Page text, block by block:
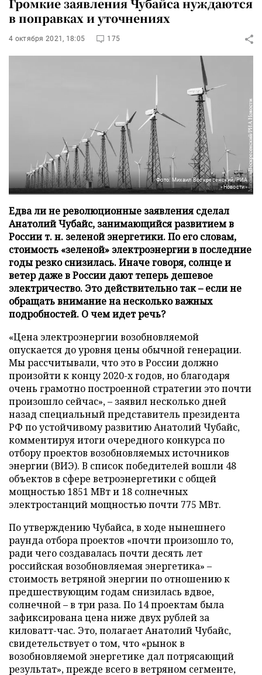
Громкие заявления Чубайса нуждаются
в поправках и уточнениях
4 октября 2021, 18:05 175
Фото: Михаил Воскресенский/РИА
«Новости»
Едва ли не революционные заявления сделал
Анатолий Чубайс, занимающийся развитием в
России т. н. зеленой энергетики. По его словам,
стоимость «зеленой» электроэнергии в последние
годы резко снизилась. Иначе говоря, солнце и
ветер даже в России дают теперь дешевое
электричество. Это действительно так – если не
обращать внимание на несколько важных
подробностей. О чем идет речь?
«Цена электроэнергии возобновляемой
опускается до уровня цены обычной генерации.
Мы рассчитывали, что это в России должно
произойти к концу 2020-х годов, но благодаря
очень грамотно построенной стратегии это почти
произошло сейчас», – заявил несколько дней
назад специальный представитель президента
РФ по устойчивому развитию Анатолий Чубайс,
комментируя итоги очередного конкурса по
отбору проектов возобновляемых источников
энергии (ВИЭ). В список победителей вошли 48
объектов в сфере ветроэнергетики с общей
мощностью 1851 МВт и 18 солнечных
электростанций мощностью почти 775 МВт.
По утверждению Чубайса, в ходе нынешнего
раунда отбора проектов «почти произошло то,
ради чего создавалась почти десять лет
российская возобновляемая энергетика» –
стоимость ветряной энергии по отношению к
предшествующим годам снизилась вдвое,
солнечной – в три раза. По 14 проектам была
зафиксирована цена ниже двух рублей за
киловатт-час. Это, полагает Анатолий Чубайс,
свидетельствует о том, что «рынок в
возобновляемой энергетике дал потрясающий
результат», прежде всего в ветряном сегменте,